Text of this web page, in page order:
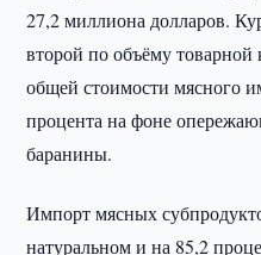
27,2 миллиона долларов.
второй по объёму товарной
общей стоимости мясного
процента на фоне
баранины.
Импорт мясных
натуральном и на 85,2